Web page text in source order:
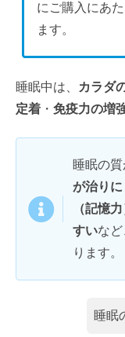
にご購入にあ
ます。
睡眠中は、 カラダ
定着 ・ 免疫力の増
睡眠の質
が治り
（記憶
すいな
ります。
睡眠